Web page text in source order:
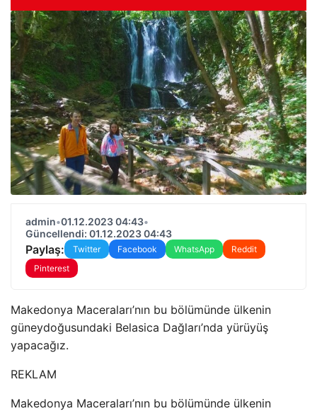
admin•01.12.2023 04:43•
Güncellendi: 01.12.2023 04:43
Paylaş: Twitter Facebook WhatsApp
Reddit
Pinterest
Makedonya Maceraları’nın bu bölümünde ülkenin
güneydoğusundaki Belasica Dağları’nda yürüyüş
yapacağız.
REKLAM
Makedonya Maceraları’nın bu bölümünde ülkenin